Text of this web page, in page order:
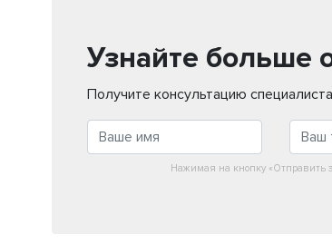
Узнайте больше
Получите консультацию специалиста
Нажимая на кнопку «Отправить